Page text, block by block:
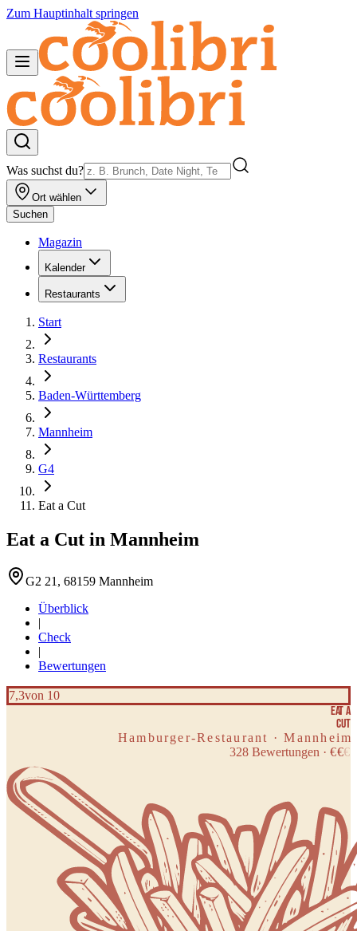
Zum Hauptinhalt springen
Was suchst du?
Ort wählen
Suchen
Magazin
Kalender
Restaurants
Start
Restaurants
Baden-Württemberg
Mannheim
G4
Eat a Cut
Eat a Cut in Mannheim
G2 21, 68159 Mannheim
Überblick
|
Check
|
Bewertungen
7,3von 10
Eat a
Cut
Hamburger-Restaurant · Mannheim
328 Bewertungen ·€€€